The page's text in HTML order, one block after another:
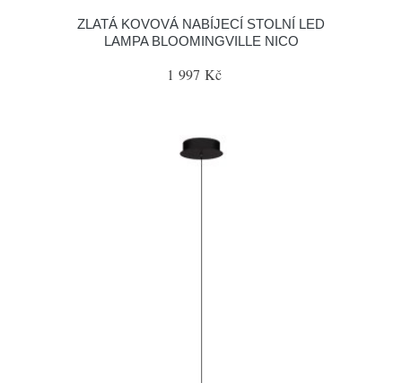
ZLATÁ KOVOVÁ NABÍJECÍ STOLNÍ LED
LAMPA BLOOMINGVILLE NICO
1 997 Kč